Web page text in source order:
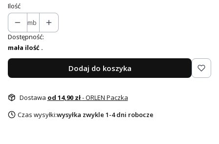
Ilość
mb
Dostępność:
mała ilość .
Dodaj do koszyka
Dostawa od 14,90 zł- ORLEN Paczka
Czas wysyłki:wysyłka zwykle 1-4 dni robocze